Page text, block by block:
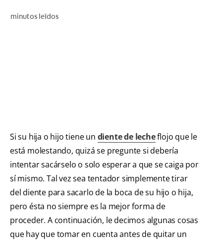
minutos leídos
Si su hija o hijo tiene un diente de lecheflojo que le
está molestando, quizá se pregunte si debería
intentar sacárselo o solo esperar a que se caiga por
sí mismo. Tal vez sea tentador simplemente tirar
del diente para sacarlo de la boca de su hijo o hija,
pero ésta no siempre es la mejor forma de
proceder. A continuación, le decimos algunas cosas
que hay que tomar en cuenta antes de quitar un